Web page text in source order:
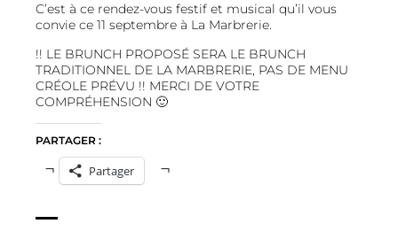
C’est à ce rendez-vous festif et musical qu’il vous
convie ce 11 septembre à La Marbrerie.
!! LE BRUNCH PROPOSÉ SERA LE BRUNCH
TRADITIONNEL DE LA MARBRERIE, PAS DE MENU
CRÉOLE PRÉVU !! MERCI DE VOTRE
COMPRÉHENSION 🙂
PARTAGER :
Partager